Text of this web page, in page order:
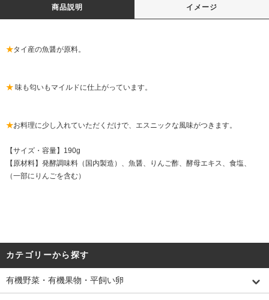
商品説明 イメージ
★タイ産の魚醤が原料。
★ 味も匂いもマイルドに仕上がっています。
★お料理に少し入れていただくだけで、エスニックな風味がつきます。
【サイズ・容量】190g
【原材料】発酵調味料（国内製造）、魚醤、りんご酢、酵母エキス、食塩、
（一部にりんごを含む）
カテゴリーから探す
有機野菜・有機果物・平飼い卵